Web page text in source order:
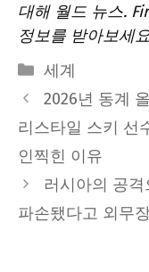
대해 월드 뉴스.
정보를 받아보세
Categories
세계
2026년 동계
리스타일 스키 선
인찍힌 이유
러시아의 공
파손됐다고 외무